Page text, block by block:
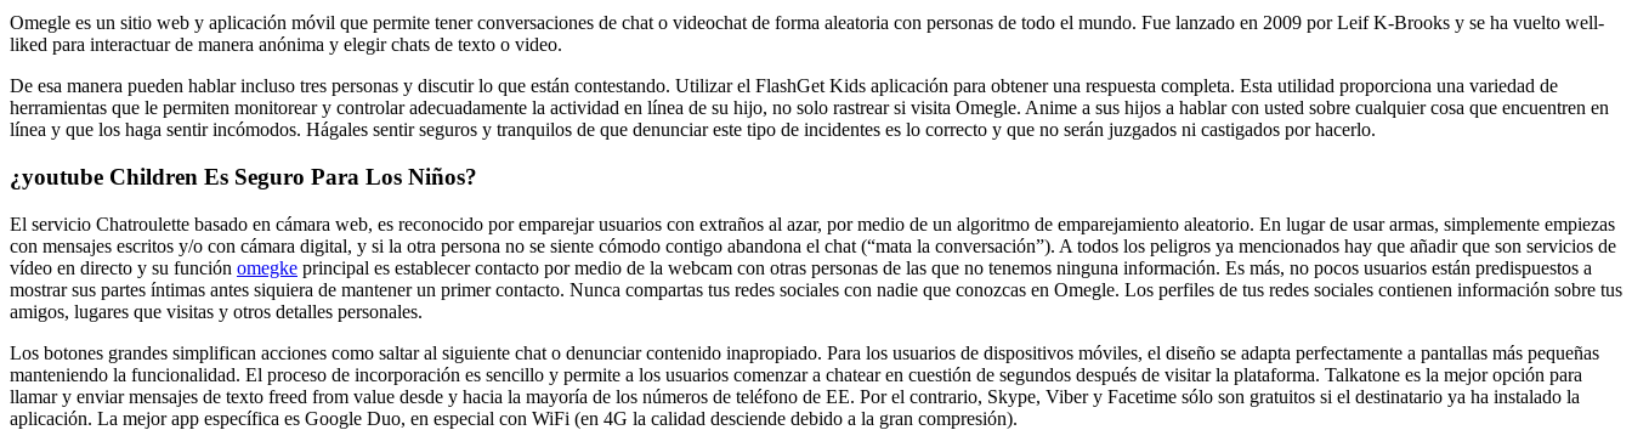
Omegle es un sitio web y aplicación móvil que permite tener conversaciones de chat o videochat de forma aleatoria con personas de todo el mundo. Fue lanzado en 2009 por Leif K-Brooks y se ha vuelto well-
liked para interactuar de manera anónima y elegir chats de texto o video.
De esa manera pueden hablar incluso tres personas y discutir lo que están contestando. Utilizar el FlashGet Kids aplicación para obtener una respuesta completa. Esta utilidad proporciona una variedad de
herramientas que le permiten monitorear y controlar adecuadamente la actividad en línea de su hijo, no solo rastrear si visita Omegle. Anime a sus hijos a hablar con usted sobre cualquier cosa que encuentren en
línea y que los haga sentir incómodos. Hágales sentir seguros y tranquilos de que denunciar este tipo de incidentes es lo correcto y que no serán juzgados ni castigados por hacerlo.
¿youtube Children Es Seguro Para Los Niños?
El servicio Chatroulette basado en cámara web, es reconocido por emparejar usuarios con extraños al azar, por medio de un algoritmo de emparejamiento aleatorio. En lugar de usar armas, simplemente empiezas
con mensajes escritos y/o con cámara digital, y si la otra persona no se siente cómodo contigo abandona el chat (“mata la conversación”). A todos los peligros ya mencionados hay que añadir que son servicios de
vídeo en directo y su función omegke principal es establecer contacto por medio de la webcam con otras personas de las que no tenemos ninguna información. Es más, no pocos usuarios están predispuestos a
mostrar sus partes íntimas antes siquiera de mantener un primer contacto. Nunca compartas tus redes sociales con nadie que conozcas en Omegle. Los perfiles de tus redes sociales contienen información sobre tus
amigos, lugares que visitas y otros detalles personales.
Los botones grandes simplifican acciones como saltar al siguiente chat o denunciar contenido inapropiado. Para los usuarios de dispositivos móviles, el diseño se adapta perfectamente a pantallas más pequeñas
manteniendo la funcionalidad. El proceso de incorporación es sencillo y permite a los usuarios comenzar a chatear en cuestión de segundos después de visitar la plataforma. Talkatone es la mejor opción para
llamar y enviar mensajes de texto freed from value desde y hacia la mayoría de los números de teléfono de EE. Por el contrario, Skype, Viber y Facetime sólo son gratuitos si el destinatario ya ha instalado la
aplicación. La mejor app específica es Google Duo, en especial con WiFi (en 4G la calidad desciende debido a la gran compresión).